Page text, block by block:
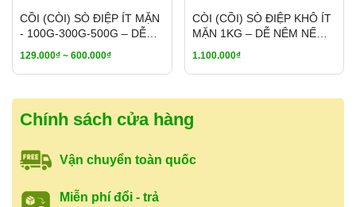
Nêm nếm món chay, món mặn
Kho, xào, nấu lẩu, nấu mì, món Hoa
Dùng cho quán ăn, nhà hàng, bếp chay
BẢO QUẢN
Đậy kín nắp sau khi sử dụng
CỒI (CÒI) SÒ ĐIỆP ÍT MẶN
- 100G-300G-500G – DỄ
A700
129.000₫ ~ 600.000₫
CÒI (CỒI) SÒ ĐIỆP KHÔ ÍT
MẶN 1KG – DỄ NÊM NẾM,
1.100.000₫
Chính sách cửa hàng
Vận chuyển toàn quốc
Miễn phí đổi - trả